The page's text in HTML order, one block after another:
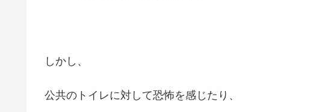
しかし、
公共のトイレに対して恐怖を感じたり、